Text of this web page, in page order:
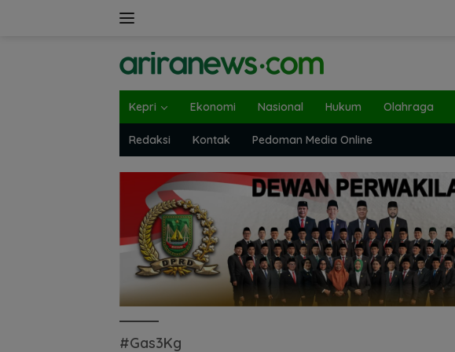
Kepri Ekonomi Nasional Hukum Olahraga
Redaksi Kontak Pedoman Media Online
#Gas3Kg